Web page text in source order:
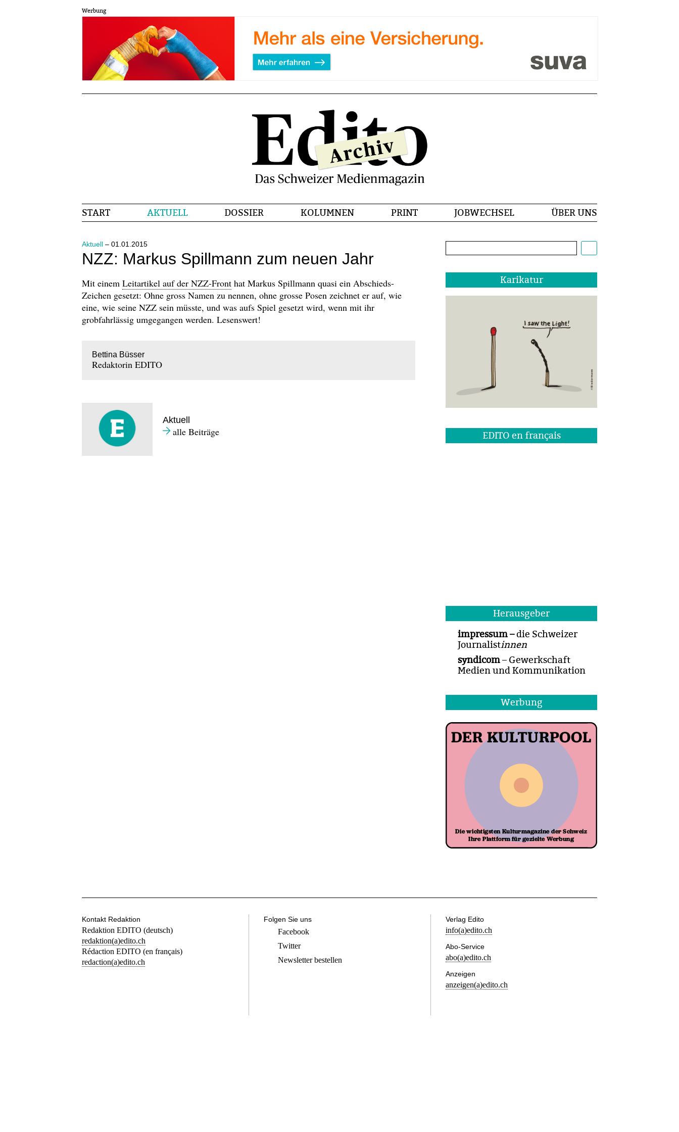
Werbung
START AKTUELL DOSSIER KOLUMNEN PRINT JOBWECHSEL ÜBER UNS
Aktuell – 01.01.2015
NZZ: Markus Spillmann zum neuen Jahr
Mit einem Leitartikel auf der NZZ-Front hat Markus Spillmann quasi ein Abschieds-
Zeichen gesetzt: Ohne gross Namen zu nennen, ohne grosse Posen zeichnet er auf, wie
eine, wie seine NZZ sein müsste, und was aufs Spiel gesetzt wird, wenn mit ihr
grobfahrlässig umgegangen werden. Lesenswert!
Bettina Büsser
Redaktorin EDITO
Aktuell
alle Beiträge
Karikatur
EDITO en français
Herausgeber
impressum –die Schweizer
Journalistinnen
syndicom– Gewerkschaft
Medien und Kommunikation
Werbung
Kontakt Redaktion
Redaktion EDITO (deutsch)
redaktion(a)edito.ch
Rédaction EDITO (en français)
redaction(a)edito.ch
Folgen Sie uns
Facebook
Twitter
Newsletter bestellen
Verlag Edito
info(a)edito.ch
Abo-Service
abo(a)edito.ch
Anzeigen
anzeigen(a)edito.ch